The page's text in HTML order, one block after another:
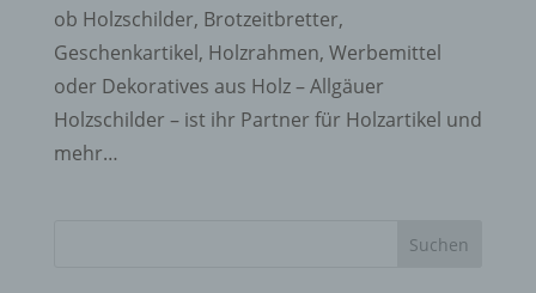
ob Holzschilder, Brotzeitbretter,
Geschenkartikel, Holzrahmen, Werbemittel
oder Dekoratives aus Holz – Allgäuer
Holzschilder – ist ihr Partner für Holzartikel und
mehr…